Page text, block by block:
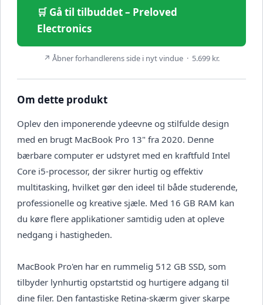
🛒 Gå til tilbuddet – Preloved
Electronics
↗ Åbner forhandlerens side i nyt vindue · 5.699 kr.
Om dette produkt
Oplev den imponerende ydeevne og stilfulde design
med en brugt MacBook Pro 13" fra 2020. Denne
bærbare computer er udstyret med en kraftfuld Intel
Core i5-processor, der sikrer hurtig og effektiv
multitasking, hvilket gør den ideel til både studerende,
professionelle og kreative sjæle. Med 16 GB RAM kan
du køre flere applikationer samtidig uden at opleve
nedgang i hastigheden.
MacBook Pro'en har en rummelig 512 GB SSD, som
tilbyder lynhurtig opstartstid og hurtigere adgang til
dine filer. Den fantastiske Retina-skærm giver skarpe